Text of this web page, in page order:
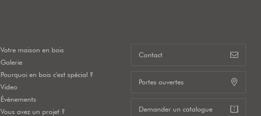
Votre maison en bois
Galerie
Pourquoi en bois c'est spécial ?
Video
Événements
Vous avez un projet ?
Contact
Portes ouvertes
Demander un catalogue